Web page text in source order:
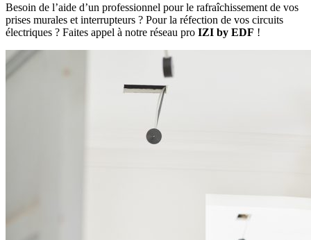
Besoin de l’aide d’un professionnel pour le rafraîchissement de vos
prises murales et interrupteurs ? Pour la réfection de vos circuits
électriques ? Faites appel à notre réseau pro IZI by EDF !